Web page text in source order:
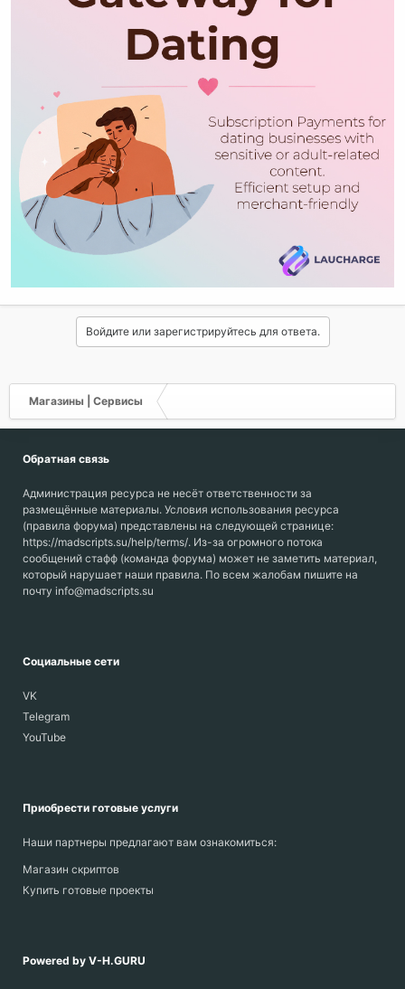
Войдите или зарегистрируйтесь для ответа.
Магазины | Сервисы
Обратная связь
Администрация ресурса не несёт ответственности за
размещённые материалы. Условия использования ресурса
(правила форума) представлены на следующей странице:
https://madscripts.su/help/terms/. Из-за огромного потока
сообщений стафф (команда форума) может не заметить материал,
который нарушает наши правила. По всем жалобам пишите на
почту info@madscripts.su
Социальные сети
VK
Telegram
YouTube
Приобрести готовые услуги
Наши партнеры предлагают вам ознакомиться:
Магазин скриптов
Купить готовые проекты
Powered by V-H.GURU